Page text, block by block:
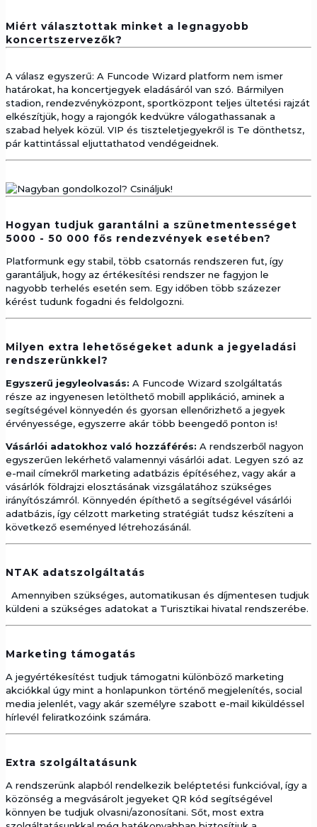
Miért választottak minket a legnagyobb
koncertszervezők?
A válasz egyszerű: A Funcode Wizard platform nem ismer
határokat, ha koncertjegyek eladásáról van szó. Bármilyen
stadion, rendezvényközpont, sportközpont teljes ültetési rajzát
elkészítjük, hogy a rajongók kedvükre válogathassanak a
szabad helyek közül. VIP és tiszteletjegyekről is Te dönthetsz,
pár kattintással eljuttathatod vendégeidnek.
Hogyan tudjuk garantálni a szünetmentességet
5000 - 50 000 fős rendezvények esetében?
Platformunk egy stabil, több csatornás rendszeren fut, így
garantáljuk, hogy az értékesítési rendszer ne fagyjon le
nagyobb terhelés esetén sem. Egy időben több százezer
kérést tudunk fogadni és feldolgozni.
Milyen extra lehetőségeket adunk a jegyeladási
rendszerünkkel?
Egyszerű jegyleolvasás: A Funcode Wizard szolgáltatás
része az ingyenesen letölthető mobill applikáció, aminek a
segítségével könnyedén és gyorsan ellenőrizhető a jegyek
érvényessége, egyszerre akár több beengedő ponton is!
Vásárlói adatokhoz való hozzáférés: A rendszerből nagyon
egyszerűen lekérhető valamennyi vásárlói adat. Legyen szó az
e-mail címekről marketing adatbázis építéséhez, vagy akár a
vásárlók földrajzi elosztásának vizsgálatához szükséges
irányítószámról. Könnyedén építhető a segítségével vásárlói
adatbázis, így célzott marketing stratégiát tudsz készíteni a
következő eseményed létrehozásánál.
NTAK adatszolgáltatás
Amennyiben szükséges, automatikusan és díjmentesen tudjuk
küldeni a szükséges adatokat a Turisztikai hivatal rendszerébe.
Marketing támogatás
A jegyértékesítést tudjuk támogatni különböző marketing
akciókkal úgy mint a honlapunkon történő megjelenítés, social
media jelenlét, vagy akár személyre szabott e-mail kiküldéssel
hírlevél feliratkozóink számára.
Extra szolgáltatásunk
A rendszerünk alapból rendelkezik beléptetési funkcióval, így a
közönség a megvásárolt jegyeket QR kód segítségével
könnyen be tudjuk olvasni/azonosítani. Sőt, most extra